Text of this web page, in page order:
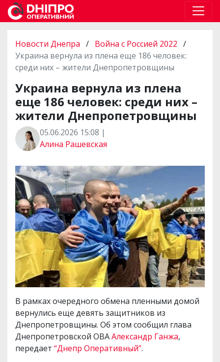
Новости Днепра / Война с Россией 2022 /
Украина вернула из плена еще 186 человек:
среди них – жители Днепропетровщины
Украина вернула из плена
еще 186 человек: среди них –
жители Днепропетровщины
05.06.2026 15:08 |
Алина Рашевская
В рамках очередного обмена пленными домой
вернулись еще девять защитников из
Днепропетровщины. Об этом сообщил глава
Днепропетровской ОВААлександр Ганжа,
передает “Днепр Оперативный”.